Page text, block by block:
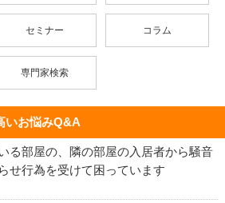
セミナー コラム
専門家検索
いお悩みQ&A
る部屋の、隣の部屋の入居者から騒音
せ行為を受けて困っています